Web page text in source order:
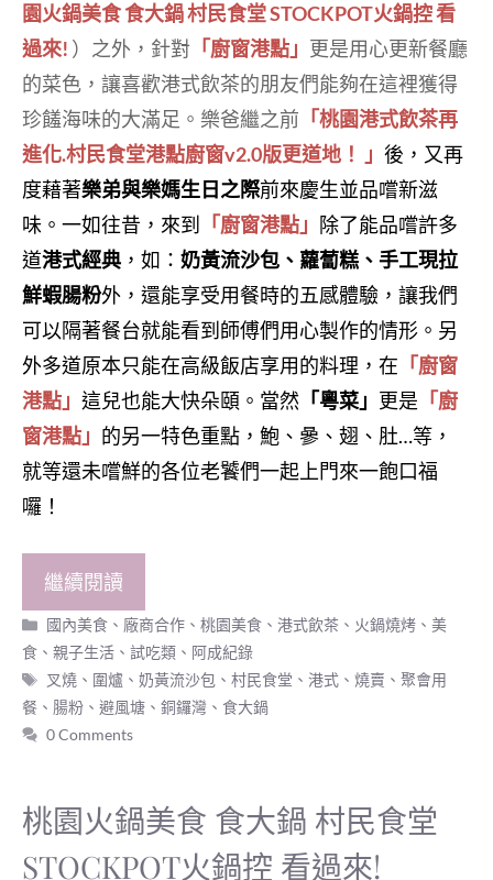
園火鍋美食 食大鍋 村民食堂 STOCKPOT火鍋控 看
過來! ）之外，針對 「廚窗港點」 更是用心更新餐廳
的菜色，讓喜歡港式飲茶的朋友們能夠在這裡獲得
珍饈海味的大滿足。樂爸繼之前 「桃園港式飲茶再
進化.村民食堂港點廚窗v2.0版更道地！ 」 後，又再
度藉著樂弟與樂媽生日之際前來慶生並品嚐新滋
味。一如往昔，來到
「廚窗港點」 除了能品嚐許多
道港式經典 ，如： 奶黃流沙包、蘿蔔糕、手工現拉
鮮蝦腸粉外，還能享受用餐時的五感體驗，讓我們
可以隔著餐台就能看到師傅們用心製作的情形。另
外多道原本只能在高級飯店享用的料理，在 「廚窗
港點」 這兒也能大快朵頤。當然 「粵菜」 更是 「廚
窗港點」 的另一特色重點，鮑、曑、翅、肚…等，
就等還未嚐鮮的各位老饕們一起上門來一飽口福
囉！
繼續閱讀
分
類
國內美食 、 廠商合作 、桃園美食 、港式飲茶、火鍋燒烤 、美
食 、 親子生活 、 試吃類 、 阿成紀錄
標
籤
叉燒 、 圍爐 、奶黃流沙包 、村民食堂 、港式 、燒賣 、聚會用
餐 、 腸粉 、 避風塘 、 銅鑼灣 、 食大鍋
0 Comments
桃園火鍋美食 食大鍋 村民食堂
STOCKPOT火鍋控 看過來!